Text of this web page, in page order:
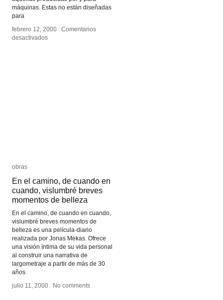
máquinas. Estas no están diseñadas
para
febrero 12, 2000 / Comentarios
desactivadosen
febrero 12, 2000 / Comentarios
desactivadosen
obras
En el camino, de cuando en
cuando, vislumbré breves
momentos de belleza
En el camino, de cuando en cuando,
vislumbré breves momentos de
belleza es una película-diario
realizada por Jonas Mekas. Ofrece
una visión íntima de su vida personal
al construir una narrativa de
largometraje a partir de más de 30
años
julio 11, 2000 / No comments
obras
En el camino, de cuando en
cuando, vislumbré breves
momentos de belleza
julio 11, 2000 / No comments